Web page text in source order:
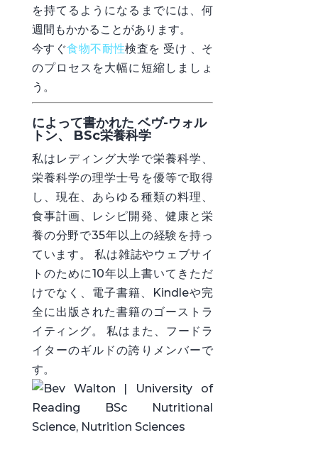
を持てるようになるまでには、何
週間もかかることがあります。
今すぐ食物不耐性検査を 受け 、そ
のプロセスを大幅に短縮 しましょ
う。
によって書かれた ベヴ-ウォル
トン、 BSc栄養科学
私はレディング大学で栄養科学、
栄養科学の理学士号を優等で取得
し、現在、あらゆる種類の料理、
食事計画、レシピ開発、健康と栄
養の分野で35年以上の経験を持っ
ています。 私は雑誌やウェブサイ
トのために10年以上書いてきただ
けでなく、電子書籍、Kindleや完
全に出版された書籍のゴーストラ
イティング。 私はまた、フードラ
イターのギルドの誇りメンバーで
す。